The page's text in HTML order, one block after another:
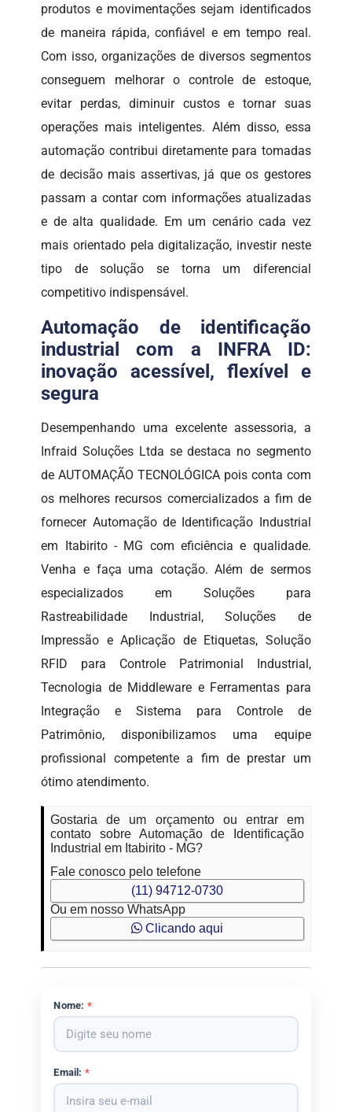
produtos e movimentações sejam identificados
de maneira rápida, confiável e em tempo real.
Com isso, organizações de diversos segmentos
conseguem melhorar o controle de estoque,
evitar perdas, diminuir custos e tornar suas
operações mais inteligentes. Além disso, essa
automação contribui diretamente para tomadas
de decisão mais assertivas, já que os gestores
passam a contar com informações atualizadas
e de alta qualidade. Em um cenário cada vez
mais orientado pela digitalização, investir neste
tipo de solução se torna um diferencial
competitivo indispensável.
Automação de identificação
industrial com a INFRA ID:
inovação acessível, flexível e
segura
Desempenhando uma excelente assessoria, a
Infraid Soluções Ltda se destaca no segmento
de AUTOMAÇÃO TECNOLÓGICA pois conta com
os melhores recursos comercializados a fim de
fornecer Automação de Identificação Industrial
em Itabirito - MG com eficiência e qualidade.
Venha e faça uma cotação. Além de sermos
especializados em Soluções para
Rastreabilidade Industrial, Soluções de
Impressão e Aplicação de Etiquetas, Solução
RFID para Controle Patrimonial Industrial,
Tecnologia de Middleware e Ferramentas para
Integração e Sistema para Controle de
Patrimônio, disponibilizamos uma equipe
profissional competente a fim de prestar um
ótimo atendimento.
Gostaria de um orçamento ou entrar em
contato sobre Automação de Identificação
Industrial em Itabirito - MG?
Fale conosco pelo telefone
(11) 94712-0730
Ou em nosso WhatsApp
Clicando aqui
Nome: *
Email: *